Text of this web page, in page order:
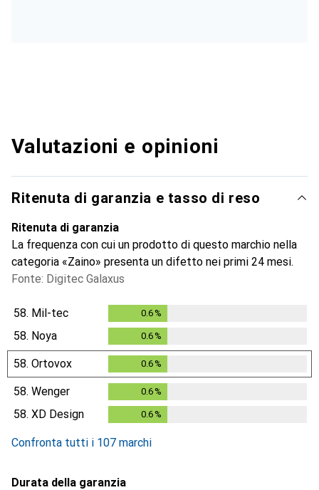
Valutazioni e opinioni
Ritenuta di garanzia e tasso di reso
Ritenuta di garanzia
La frequenza con cui un prodotto di questo marchio nella
categoria «Zaino» presenta un difetto nei primi 24 mesi.
Fonte: Digitec Galaxus
58. Mil-tec 0.6 %
58. Noya 0.6 %
58. Ortovox 0.6 %
58. Wenger 0.6 %
58. XD Design 0.6 %
Confronta tutti i 107 marchi
Durata della garanzia